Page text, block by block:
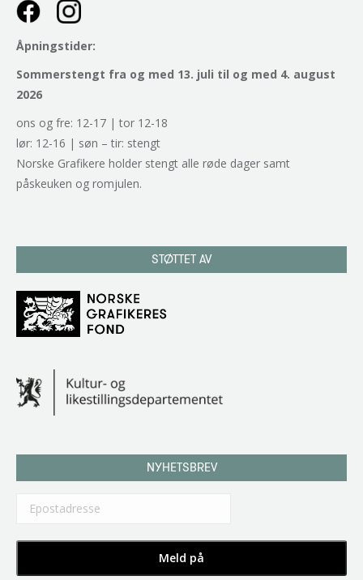
Åpningstider:
Sommerstengt fra og med 13. juli til og med 4. august
2026
ons og fre: 12-17 | tor 12-18
lør: 12-16 | søn – tir: stengt
Norske Grafikere holder stengt alle røde dager samt
påskeuken og romjulen.
STØTTET AV
NYHETSBREV